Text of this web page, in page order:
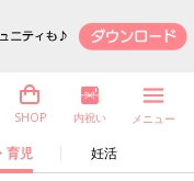
育児 妊活
SHOP 内祝い メニュー